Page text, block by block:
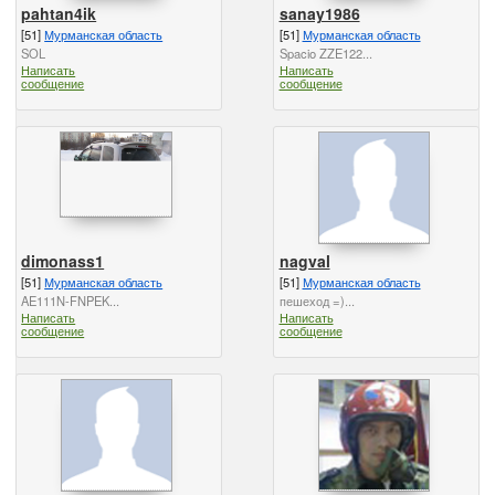
pahtan4ik
[51]Мурманская область
SOL
Написать
сообщение
sanay1986
[51]Мурманская область
Spacio ZZE122...
Написать
сообщение
dimonass1
[51]Мурманская область
AE111N-FNPEK...
Написать
сообщение
nagval
[51]Мурманская область
пешеход =)...
Написать
сообщение